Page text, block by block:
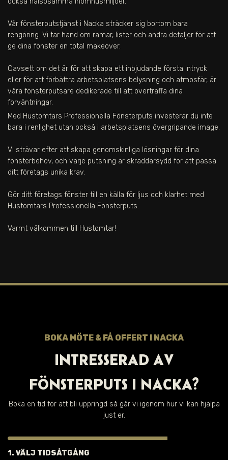
Vår fönsterputstjänst i Nacka sträcker sig bortom bara
rengöring. Vi tar hand om ramar, lister och andra detaljer för att
ge dina fönster en total makeover.
Oavsett om det är för att skapa ett inbjudande första intryck
eller för att förbättra arbetsplatsens belysning och atmosfär, är
våra fönsterputsare dedikerade till att överträffa dina
förväntningar.
Med Hustomtars Professionella Fönsterputs investerar du inte
bara i renlighet utan också i arbetsplatsens övergripande image.
Vi strävar efter att skapa genomskinliga lösningar för dina
fönsterbehov, och varje putsning är skräddarsydd för att passa
ditt företags unika krav.
Gör ditt företags fönster till en källa för ljus och klarhet med
Hustomtars Professionella Fönsterputs.
Varmt välkommen till Hustomtar!
BOKA MÖTE & FÅ OFFERT I NACKA
INTRESSERAD AV
FÖNSTERPUTS I NACKA?
Boka en tid för att bli uppringd så går vi igenom hur vi kan hjälpa
just er.
1. VÄLJ TIDSÅTGÅNG